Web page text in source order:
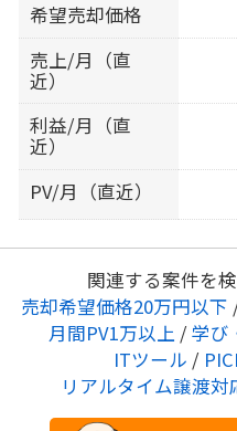
希望売却価格
売上/月（直
近）
利益/月（直
近）
PV/月（直近）
関連する案件を検
売却希望価格20万円以下
月間PV1万以上 / 学び
ITツール /
リアルタイム譲渡対